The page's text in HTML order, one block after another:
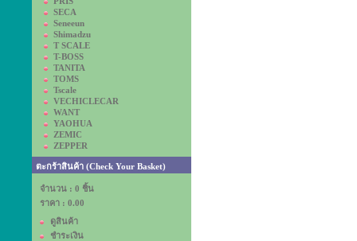
SECA
Seneeun
Shimadzu
T SCALE
T-BOSS
TANITA
TOMS
Tscale
VECHICLECAR
WANT
YAOHUA
ZEMIC
ZEPPER
ตะกร้าสินค้า (Check Your Basket)
จำนวน : 0 ชิ้น
ราคา : 0.00
ดูสินค้า
ชำระเงิน